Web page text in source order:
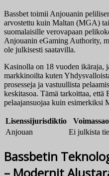
Bassbet toimii Anjouanin
arvostettu kuin Maltan (MGA)
suomalaisille verovapaan
Anjouanin eGaming Authority,
ole julkisesti saatavilla.
Kasinolla on 18 vuoden ikäraja,
markkinoilta kuten
prosesseja ja vastuullista
keskitasoa. Tämä tarkoittaa, että
pelaajansuojaa kuin esimerkiksi
Lisenssijurisdiktio
Anjouan
Ei julkista
Bassbetin
– Modernit